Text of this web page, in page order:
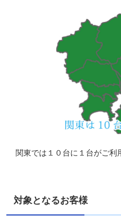
関東では１０台に１台がご利
対象となるお客様